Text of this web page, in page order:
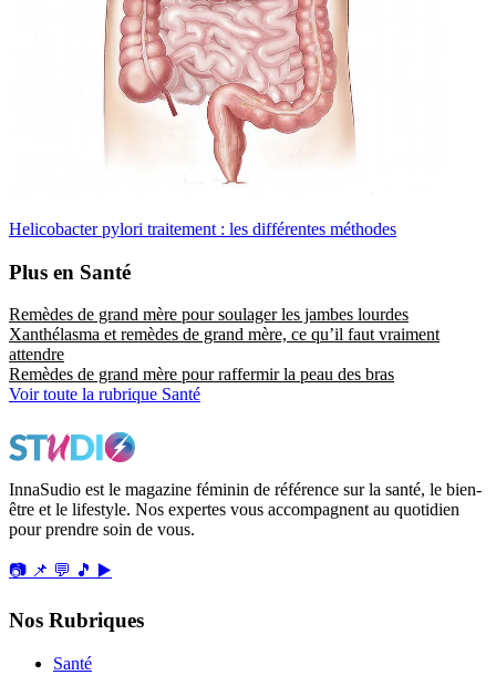
Helicobacter pylori traitement : les différentes méthodes
Plus en Santé
Remèdes de grand mère pour soulager les jambes lourdes
Xanthélasma et remèdes de grand mère, ce qu’il faut vraiment
attendre
Remèdes de grand mère pour raffermir la peau des bras
Voir toute la rubrique Santé
InnaSudio est le magazine féminin de référence sur la santé, le bien-
être et le lifestyle. Nos expertes vous accompagnent au quotidien
pour prendre soin de vous.
📷 📌 💬 🎵 ▶️
Nos Rubriques
Santé